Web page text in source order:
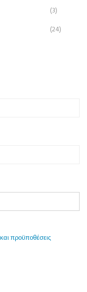
(3)
(24)
προϋποθέσεις